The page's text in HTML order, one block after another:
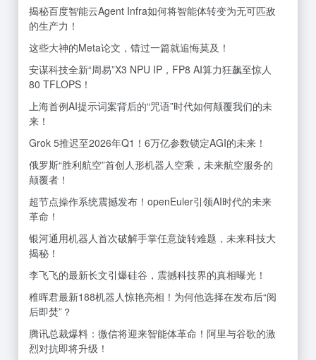
揭秘百度智能云Agent Infra如何将智能体转变为无可匹敌
的生产力！
这些大神的Meta论文，错过一篇就追悔莫及！
安谋科技全新“周易”X3 NPU IP，FP8 AI算力狂飙至惊人
80 TFLOPS！
上海首例AI提示词案背后的“咒语”时代如何颠覆我们的未
来！
Grok 5推迟至2026年Q1！6万亿参数锁定AGI的未来！
俄罗斯“胜利航空”首创人形机器人空乘，未来航空服务的
颠覆者！
超节点操作系统震撼发布！openEuler引领AI时代的未来
革命！
银河通用机器人首次破解手掌任意旋转难题，未来科技大
揭秘！
李飞飞的最新长文引爆硅谷，震撼科技界的真相曝光！
稚晖君最新188机器人惊艳亮相！为何他选择在发布后“阅
后即焚”？
腾讯总裁爆料：微信将迎来智能体革命！阿里与谷歌的激
烈对抗即将升级！